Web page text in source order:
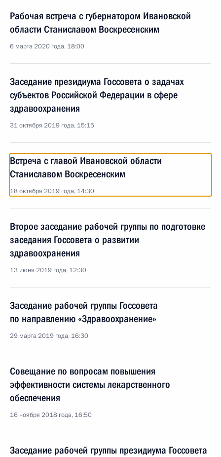
Рабочая встреча с губернатором Ивановской
области Станиславом Воскресенским
6 марта 2020 года, 18:00
Заседание президиума Госсовета о задачах
субъектов Российской Федерации в сфере
здравоохранения
31 октября 2019 года, 15:15
Встреча с главой Ивановской области
Станиславом Воскресенским
18 октября 2019 года, 14:30
Второе заседание рабочей группы по подготовке
заседания Госсовета о развитии
здравоохранения
13 июня 2019 года, 12:30
Заседание рабочей группы Госсовета
по направлению «Здравоохранение»
29 марта 2019 года, 16:30
Совещание по вопросам повышения
эффективности системы лекарственного
обеспечения
16 ноября 2018 года, 16:50
Заседание рабочей группы президиума Госсовета